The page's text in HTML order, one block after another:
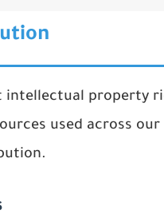
intellectual property
used across